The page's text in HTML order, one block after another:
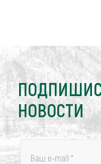
НОВОСТИ
Ваш e-mail *